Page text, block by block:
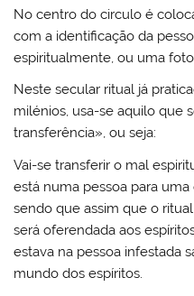
No centro do circulo é
com a identificação da
espiritualmente, ou uma
Neste secular ritual já
milénios, usa-se aquilo que
transferência», ou seja:
Vai-se transferir o mal
está numa pessoa para
sendo que assim que o
será oferendada aos
estava na pessoa infestada
mundo dos espíritos.